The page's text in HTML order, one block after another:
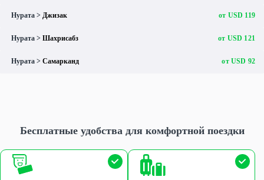
Нурата > Джизак от USD 119
Нурата > Шахрисабз от USD 121
Нурата > Самарканд от USD 92
Бесплатные удобства для комфортной поездки